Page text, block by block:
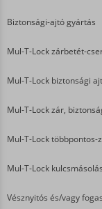
Biztonsági-ajtó gyártás
Mul-T-Lock zárbetét-
Mul-T-Lock biztonsági
Mul-T-Lock zár,
Mul-T-Lock többpontos-
Mul-T-Lock kulcsmásolás
Vésznyitós és/vagy